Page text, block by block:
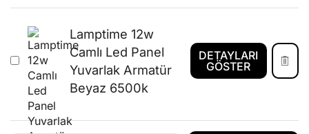
Lamptime 12w
Camlı Led Panel
Yuvarlak Armatür
Beyaz 6500k
DETAYLARI
GÖSTER